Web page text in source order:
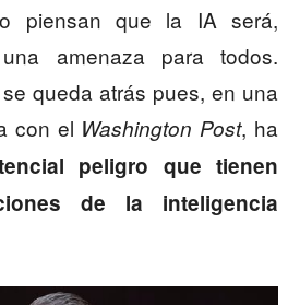
piensan que la IA será,
una amenaza para todos.
queda atrás pues, en una
con el Washington Post, ha
peligro que tienen
de la inteligencia